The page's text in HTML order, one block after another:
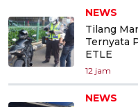
NEWS
Tilang
Ternyata
ETLE
12 jam
NEWS